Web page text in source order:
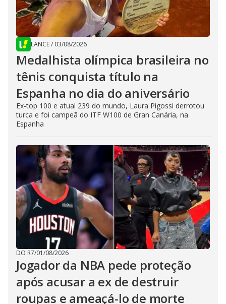
LANCE/ 03/08/2026
Medalhista olímpica brasileira no
tênis conquista título na
Espanha no dia do aniversário
Ex-top 100 e atual 239 do mundo, Laura Pigossi derrotou
turca e foi campeã do ITF W100 de Gran Canária, na
Espanha
DO R7/01/08/2026
Jogador da NBA pede proteção
após acusar a ex de destruir
roupas e ameaçá-lo de morte